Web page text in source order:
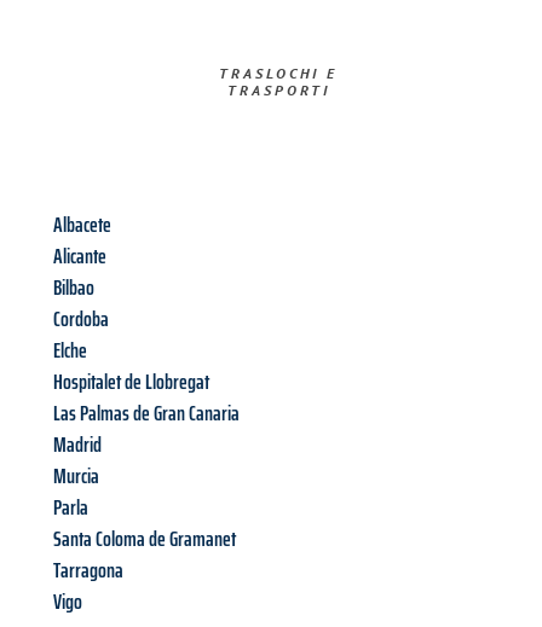
TRASLOCHI E
TRASPORTI​
Albacete
Alicante
Bilbao
Cordoba
Elche
Hospitalet de Llobregat
Las Palmas de Gran Canaria
Madrid
Murcia
Parla
Santa Coloma de Gramanet
Tarragona
Vigo